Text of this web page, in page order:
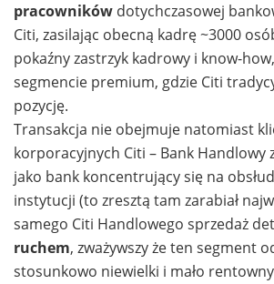
pracowników dotychczasowej
Citi, zasilając obecną kadrę ~3000
pokaźny zastrzyk kadrowy i know-how,
segmencie premium, gdzie Citi
pozycję.
Transakcja nie obejmuje natomiast
korporacyjnych Citi – Bank Handlowy
jako bank koncentrujący się na
instytucji (to zresztą tam zarabiał
samego Citi Handlowego sprzedaż
ruchem, zważywszy że ten segment
stosunkowo niewielki i mało